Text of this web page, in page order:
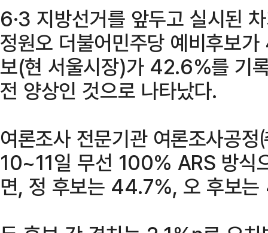
6·3 지방선거를 앞두고 실시된
정원오 더불어민주당 예비후보
보(현 서울시장)가 42.6%를 기
전 양상인 것으로 나타났다.
여론조사 전문기관 여론조사공
10~11일 무선 100% ARS 방식
면, 정 후보는 44.7%, 오 후보